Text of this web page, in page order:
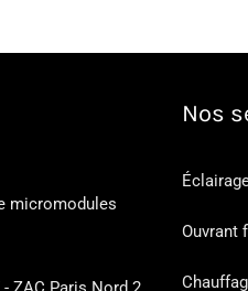
micromodules
Nos
Ouvrant